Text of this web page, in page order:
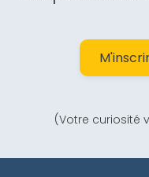
(Votre curiosité